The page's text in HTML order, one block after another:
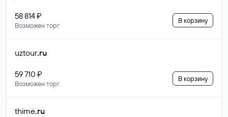
58 814 ₽
Возможен торг
В корзину
uztour.ru
59 710 ₽
Возможен торг
В корзину
thime.ru